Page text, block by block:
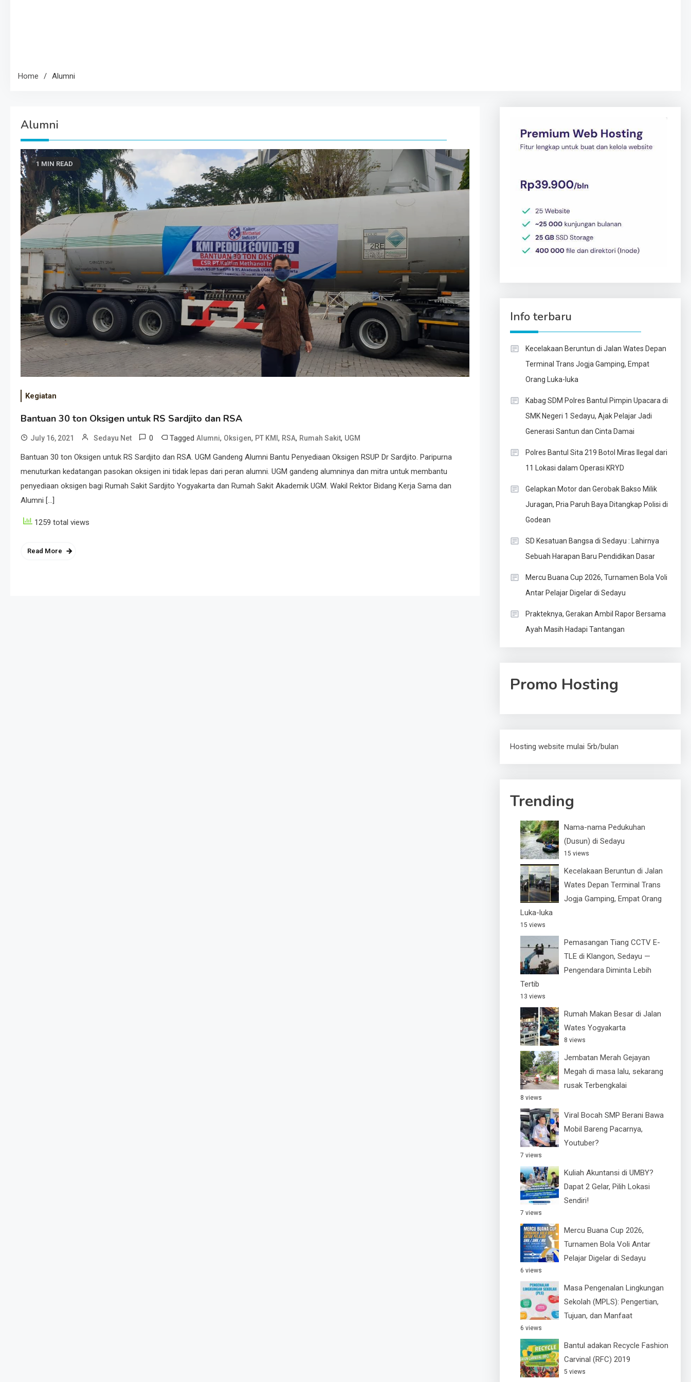
Home Alumni
Alumni
1 MIN READ
Kegiatan
Bantuan 30 ton Oksigen untuk RS Sardjito dan RSA
July 16, 2021 Sedayu Net 0 Tagged Alumni, Oksigen, PT KMI , RSA, Rumah Sakit, UGM
Bantuan 30 ton Oksigen untuk RS Sardjito dan RSA. UGM Gandeng Alumni Bantu Penyediaan Oksigen RSUP Dr Sardjito. Paripurna
menuturkan kedatangan pasokan oksigen ini tidak lepas dari peran alumni. UGM gandeng alumninya dan mitra untuk membantu
penyediaan oksigen bagi Rumah Sakit Sardjito Yogyakarta dan Rumah Sakit Akademik UGM. Wakil Rektor Bidang Kerja Sama dan
Alumni […]
1259 total views
Read More
Info terbaru
Kecelakaan Beruntun di Jalan Wates Depan
Terminal Trans Jogja Gamping, Empat
Orang Luka-luka
Kabag SDM Polres Bantul Pimpin Upacara di
SMK Negeri 1 Sedayu, Ajak Pelajar Jadi
Generasi Santun dan Cinta Damai
Polres Bantul Sita 219 Botol Miras Ilegal dari
11 Lokasi dalam Operasi KRYD
Gelapkan Motor dan Gerobak Bakso Milik
Juragan, Pria Paruh Baya Ditangkap Polisi di
Godean
SD Kesatuan Bangsa di Sedayu : Lahirnya
Sebuah Harapan Baru Pendidikan Dasar
Mercu Buana Cup 2026, Turnamen Bola Voli
Antar Pelajar Digelar di Sedayu
Prakteknya, Gerakan Ambil Rapor Bersama
Ayah Masih Hadapi Tantangan
Promo Hosting
Hosting website mulai 5rb/bulan
Trending
Nama-nama Pedukuhan
(Dusun) di Sedayu
15 views
Kecelakaan Beruntun di Jalan
Wates Depan Terminal Trans
Jogja Gamping, Empat Orang
Luka-luka
15 views
Pemasangan Tiang CCTV E-
TLE di Klangon, Sedayu —
Pengendara Diminta Lebih
Tertib
13 views
Rumah Makan Besar di Jalan
Wates Yogyakarta
8 views
Jembatan Merah Gejayan
Megah di masa lalu, sekarang
rusak Terbengkalai
8 views
Viral Bocah SMP Berani Bawa
Mobil Bareng Pacarnya,
Youtuber?
7 views
Kuliah Akuntansi di UMBY?
Dapat 2 Gelar, Pilih Lokasi
Sendiri!
7 views
Mercu Buana Cup 2026,
Turnamen Bola Voli Antar
Pelajar Digelar di Sedayu
6 views
Masa Pengenalan Lingkungan
Sekolah (MPLS): Pengertian,
Tujuan, dan Manfaat
6 views
Bantul adakan Recycle Fashion
Carvinal (RFC) 2019
5 views